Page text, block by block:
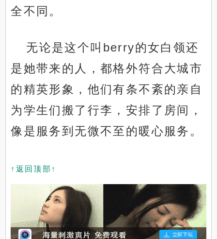
全不同。
无论是这个叫berry的女白领还
是她带来的人，都格外符合大城市
的精英形象，他们有条不紊的亲自
为学生们搬了行李，安排了房间，
像是服务到无微不至的暖心服务。
↑返回顶部↑